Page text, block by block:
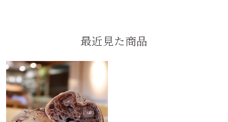
最近見た商品